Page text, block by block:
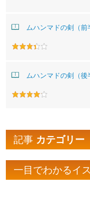
ムハンマドの剣（前
ムハンマドの剣（後
記事 カテゴリー
一目でわかるイ